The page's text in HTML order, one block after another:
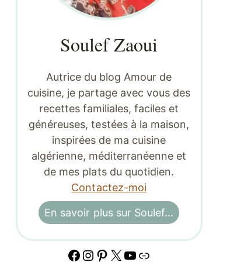
Soulef Zaoui
Autrice du blog Amour de
cuisine, je partage avec vous des
recettes familiales, faciles et
généreuses, testées à la maison,
inspirées de ma cuisine
algérienne, méditerranéenne et
de mes plats du quotidien.
Contactez-moi
En savoir plus sur Soulef…
Facebook
Instagram
Pinterest
X YouTube
Lien